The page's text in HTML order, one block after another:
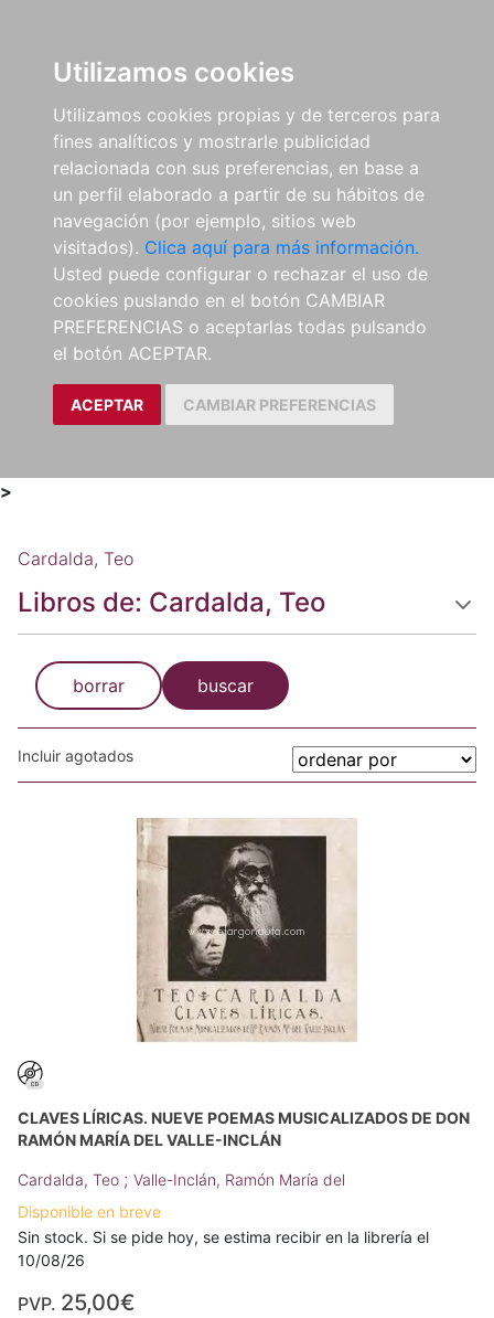
Utilizamos cookies
Utilizamos cookies propias y de terceros para
fines analíticos y mostrarle publicidad
relacionada con sus preferencias, en base a
un perfil elaborado a partir de su hábitos de
navegación (por ejemplo, sitios web
visitados). Clica aquí para más información.
Usted puede configurar o rechazar el uso de
cookies puslando en el botón CAMBIAR
PREFERENCIAS o aceptarlas todas pulsando
el botón ACEPTAR.
ACEPTAR CAMBIAR PREFERENCIAS
>
Cardalda, Teo
Libros de: Cardalda, Teo
borrar buscar
Incluir agotados
CLAVES LÍRICAS. NUEVE POEMAS MUSICALIZADOS DE DON
RAMÓN MARÍA DEL VALLE-INCLÁN
Cardalda, Teo ; Valle-Inclán, Ramón María del
Disponible en breve
Sin stock. Si se pide hoy, se estima recibir en la librería el
10/08/26
PVP. 25,00€